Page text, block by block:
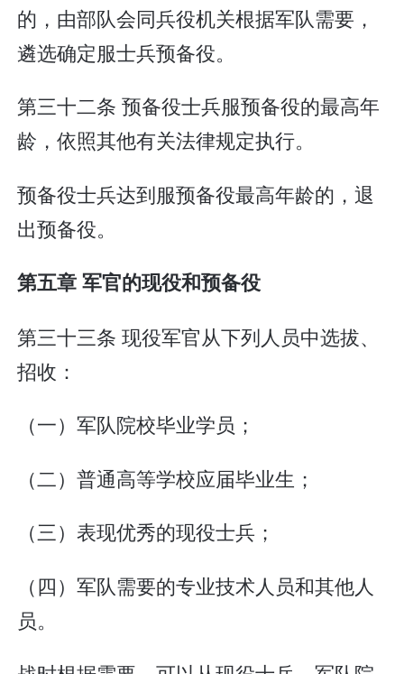
的，由部队会同兵役机关根据军队需要，
遴选确定服士兵预备役。
第三十二条 预备役士兵服预备役的最高年
龄，依照其他有关法律规定执行。
预备役士兵达到服预备役最高年龄的，退
出预备役。
第五章 军官的现役和预备役
第三十三条 现役军官从下列人员中选拔、
招收：
（一）军队院校毕业学员；
（二）普通高等学校应届毕业生；
（三）表现优秀的现役士兵；
（四）军队需要的专业技术人员和其他人
员。